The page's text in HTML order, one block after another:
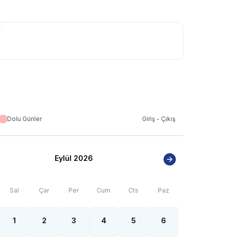
Dolu Günler Giriş - Çıkış
Eylül 2026
Sal Çar Per Cum Cts Paz
1 2 3 4 5 6